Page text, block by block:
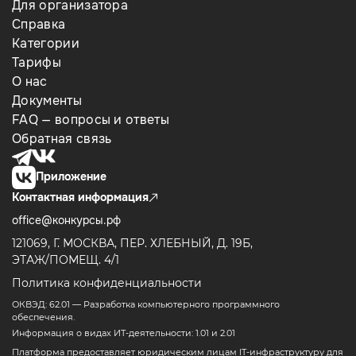
Для организатора
Справка
Категории
Тарифы
О нас
Документы
FAQ — вопросы и ответы
Обратная связь
Приложение
Контактная информация
office@конкурсы.рф
121069, Г. МОСКВА, ПЕР. ХЛЕБНЫЙ, Д. 19Б,
ЭТАЖ/ПОМЕЩ. 4/1
Политика конфиденциальности
ОКВЭД: 62.01 — Разработка компьютерного программного
обеспечения.
Информация о видах ИТ-деятельности: 1.01 и 2.01
Платформа предоставляет юридическим лицам IT-инфраструктуру для